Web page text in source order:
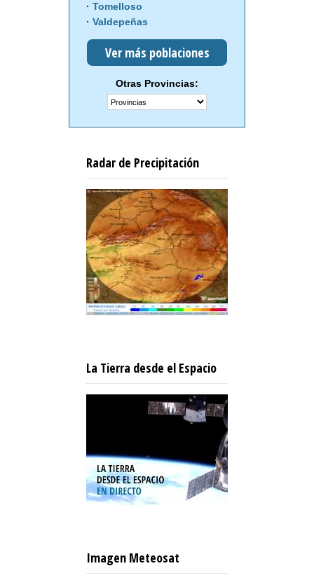
Tomelloso
Valdepeñas
Ver más poblaciones
Otras Provincias:
Radar de Precipitación
La Tierra desde el Espacio
Imagen Meteosat